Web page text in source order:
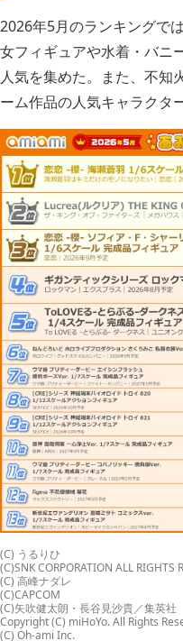
2026年5月のランキングで
女フィギュアや水着・バニ
人気を集めた。また、不知
ーム作品の人気キャラクタ
(C) うるりひ
(C)SNK CORPORATION ALL RIGHTS
(C) 高峰ナダレ
(C)CAPCOM
(C)矢吹健太朗・長谷見沙貴／集英社
Copyright (C) miHoYo. All Rights
(C) Oh-ami Inc.